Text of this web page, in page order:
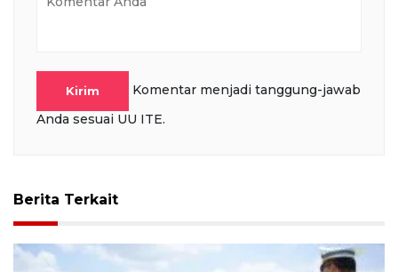
Kirim
Komentar menjadi tanggung-jawab
Anda sesuai UU ITE.
Berita Terkait